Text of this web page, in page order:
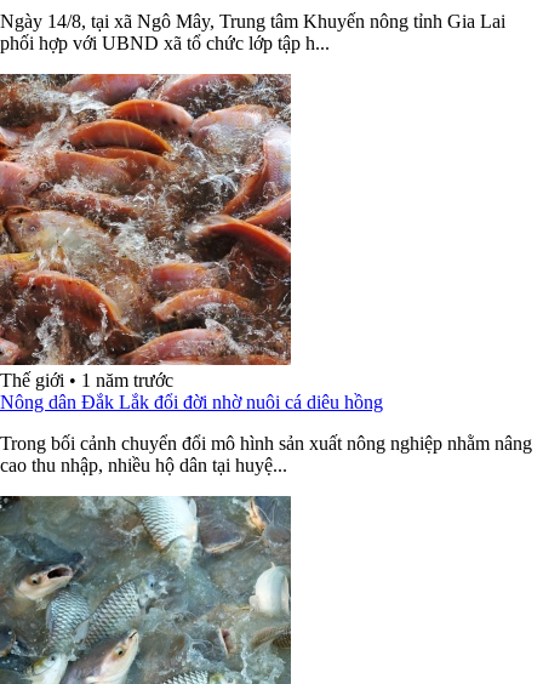
Ngày 14/8, tại xã Ngô Mây, Trung tâm Khuyến nông tỉnh Gia Lai
phối hợp với UBND xã tổ chức lớp tập h...
Thế giới • 1 năm trước
Nông dân Đắk Lắk đổi đời nhờ nuôi cá diêu hồng
Trong bối cảnh chuyển đổi mô hình sản xuất nông nghiệp nhằm nâng
cao thu nhập, nhiều hộ dân tại huyệ...